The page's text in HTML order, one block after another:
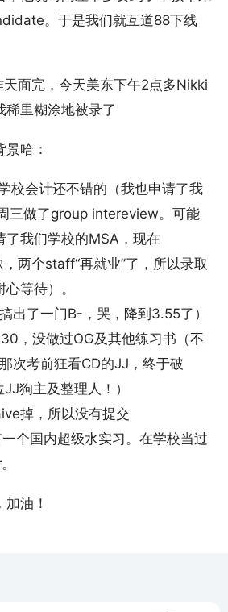
。于是我们就互道88下线
面完，今天美东下午2点多Nikki
稀里糊涂地被录了
哈：
校会计还不错的（我也申请了我
三做了group intereview。可能
了我们学校的MSA，现在
两个staff“再就业”了，所以录取
等待）。
出了一门B-，哭，降到3.55了）
，没做过OG及其他练习书（不
次考前狂看CD的JJ，终于破
狗主及整理人！）
掉，所以没有提交
个国内超级水实习。在学校当过
油！